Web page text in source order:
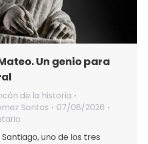
Un genio para
de la historia
Santos
07/08/2026
uno de los tres